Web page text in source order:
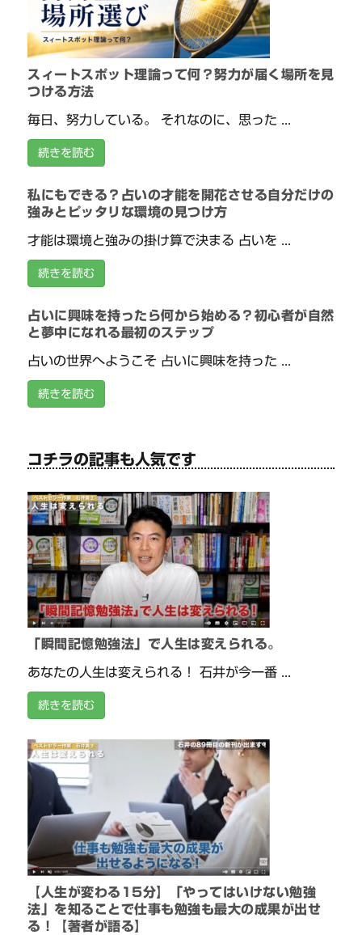
スィートスポット理論って何？努力が届く場所を見
つける方法
毎日、努力している。 それなのに、思った ...
続きを読む
私にもできる？占いの才能を開花させる自分だけの
強みとピッタリな環境の見つけ方
才能は環境と強みの掛け算で決まる 占いを ...
続きを読む
占いに興味を持ったら何から始める？初心者が自然
と夢中になれる最初のステップ
占いの世界へようこそ 占いに興味を持った ...
続きを読む
コチラの記事も人気です
「瞬間記憶勉強法」で人生は変えられる。
あなたの人生は変えられる！ 石井が今一番 ...
続きを読む
【人生が変わる15分】「やってはいけない勉強
法」を知ることで仕事も勉強も最大の成果が出せ
る！【著者が語る】